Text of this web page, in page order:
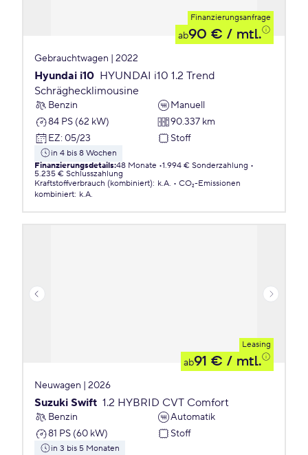
Finanzierungsanfrage
ab90 € / mtl.
Gebrauchtwagen | 2022
Hyundai i10 HYUNDAI i10 1.2 Trend
Schräghecklimousine
Benzin
Manuell
84 PS (62 kW)
90.337 km
EZ: 05/23 Stoff
in 4 bis 8 Wochen
Finanzierungsdetails:48 Monate 1.994 € Sonderzahlung
5.235 € Schlusszahlung
Kraftstoffverbrauch (kombiniert): k.A.
CO₂-Emissionen
kombiniert: k.A.
Leasing
ab91 € / mtl.
Neuwagen | 2026
Suzuki Swift 1.2 HYBRID CVT Comfort
Benzin
Automatik
81 PS (60 kW)
Stoff
in 3 bis 5 Monaten